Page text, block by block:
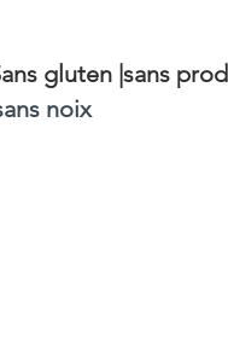
gluten |sans
noix